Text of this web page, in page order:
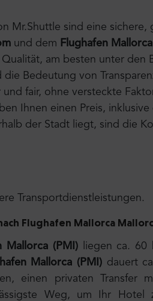
Mr.Shuttle sind eine
und dem Flughafen
am besten unter den
Bedeutung von
fair, ohne versteckte
Ihnen einen Preis,
der Stadt liegt, sind die
Transportdienstleistungen.
Flughafen Mallorca
Mallorca (PMI)liegen ca. 60
Mallorca (PMI)dauert
einen privaten Transfer
Weg, um Ihr